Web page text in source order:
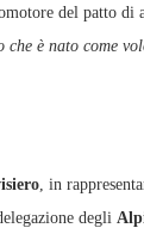
del patto
che è nato come
, in
degli